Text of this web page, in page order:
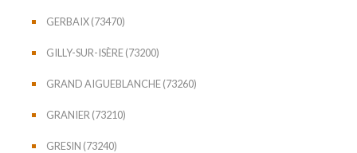
GERBAIX (73470)
GILLY-SUR-ISÈRE (73200)
GRAND AIGUEBLANCHE (73260)
GRANIER (73210)
GRESIN (73240)